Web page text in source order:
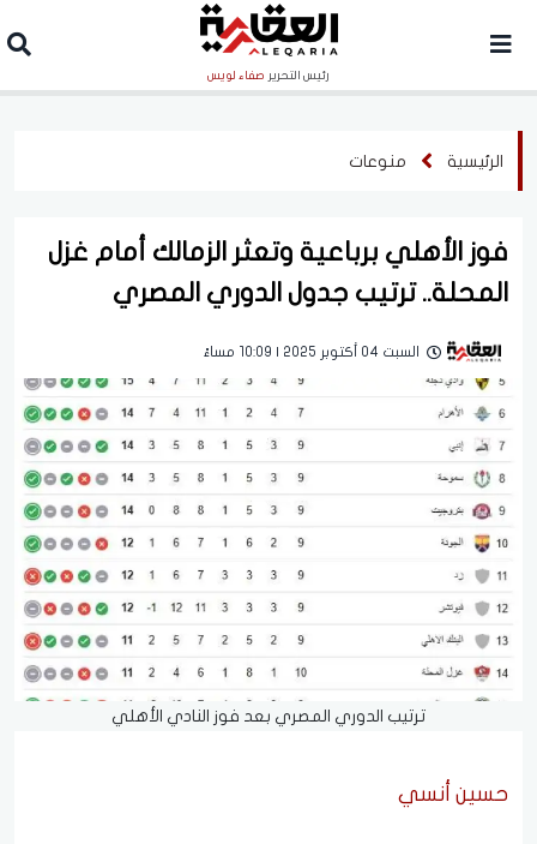
رئيس التحرير صفاء لويس
الرئيسية منوعات
فوز الأهلي برباعية وتعثر الزمالك أمام غزل
المحلة.. ترتيب جدول الدوري المصري
السبت 04 أكتوبر 2025 | 10:09 مساءً
ترتيب الدوري المصري بعد فوز النادي الأهلي
حسين أنسي